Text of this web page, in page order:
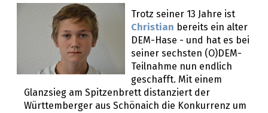
Trotz seiner 13 Jahre ist
Christian bereits ein alter
DEM-Hase - und hat es bei
seiner sechsten (O)DEM-
Teilnahme nun endlich
geschafft. Mit einem
Glanzsieg am Spitzenbrett distanziert der
Württemberger aus Schönaich die Konkurrenz um